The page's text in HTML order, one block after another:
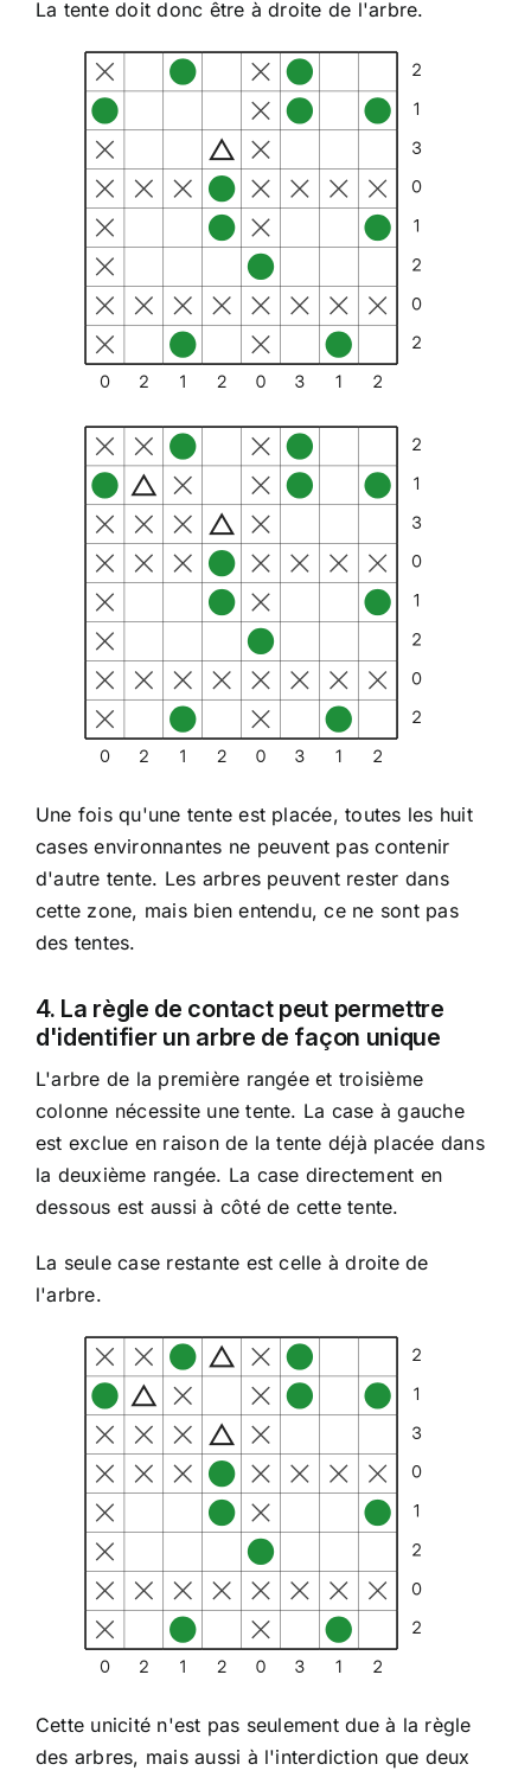
La tente doit donc être à droite de l'arbre.
Une fois qu'une tente est placée, toutes les huit
cases environnantes ne peuvent pas contenir
d'autre tente. Les arbres peuvent rester dans
cette zone, mais bien entendu, ce ne sont pas
des tentes.
4. La règle de contact peut permettre
d'identifier un arbre de façon unique
L'arbre de la première rangée et troisième
colonne nécessite une tente. La case à gauche
est exclue en raison de la tente déjà placée dans
la deuxième rangée. La case directement en
dessous est aussi à côté de cette tente.
La seule case restante est celle à droite de
l'arbre.
Cette unicité n'est pas seulement due à la règle
des arbres, mais aussi à l'interdiction que deux